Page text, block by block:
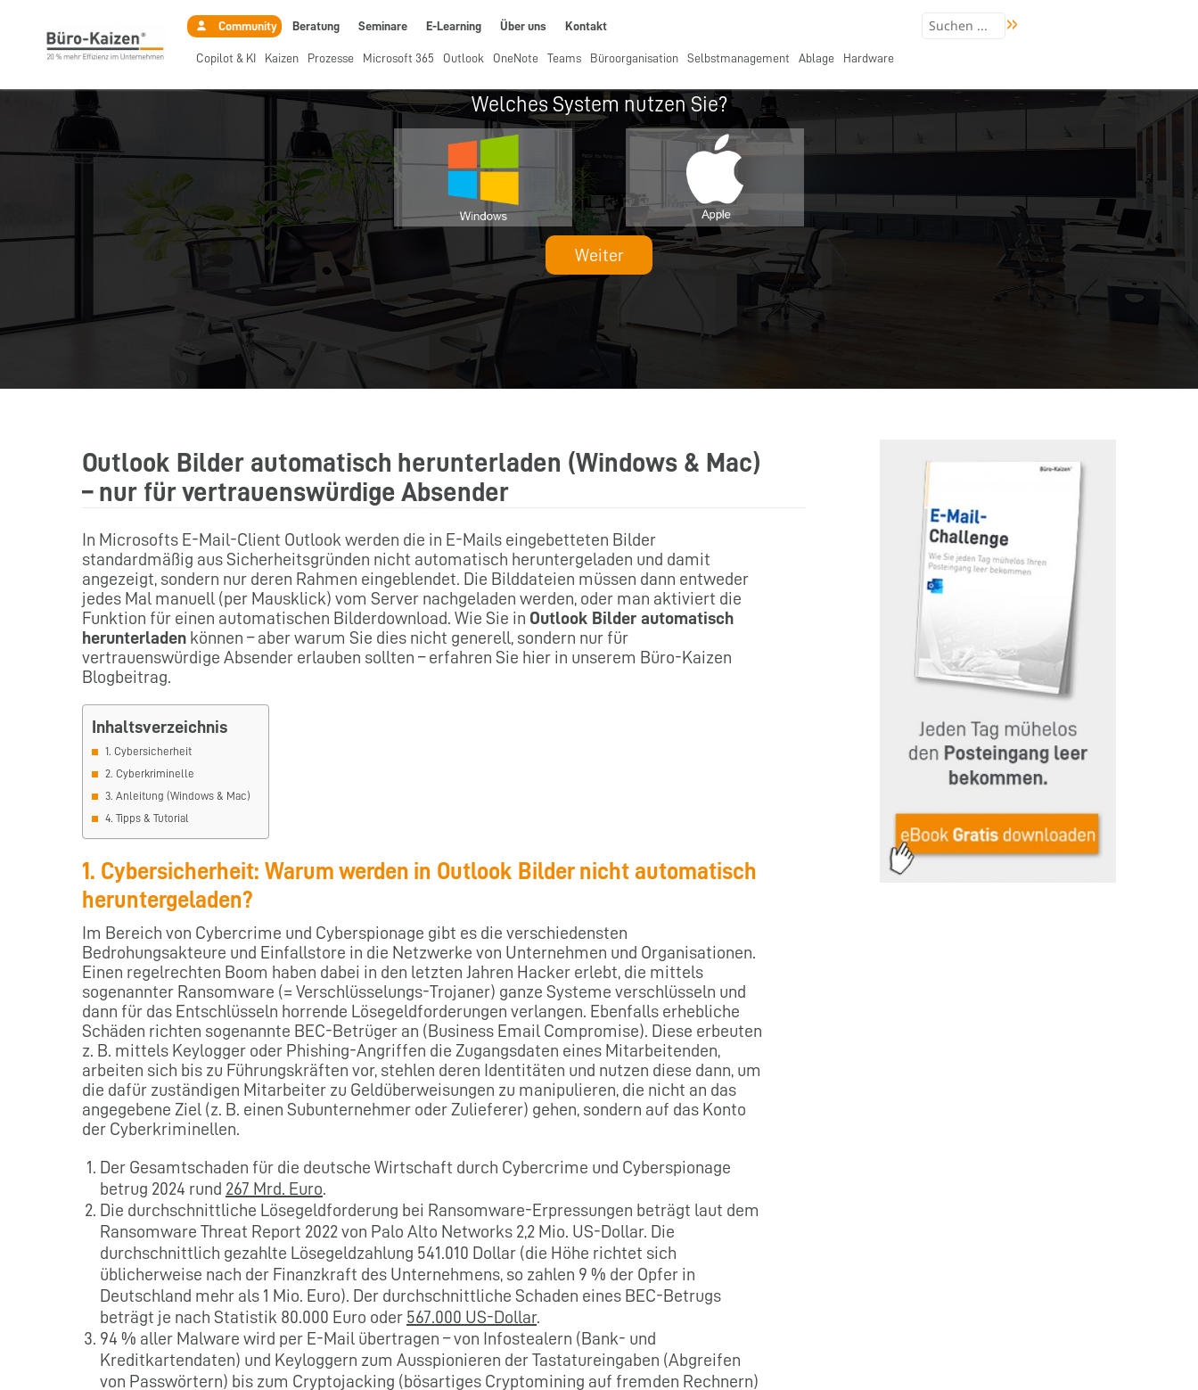
Community Beratung Seminare E-Learning Über uns Kontakt
Copilot & KI Kaizen Prozesse Microsoft 365 Outlook OneNote Teams Büroorganisation Selbstmanagement Ablage Hardware
Welches System nutzen Sie?
Weiter
Outlook Bilder automatisch herunterladen (Windows & Mac)
– nur für vertrauenswürdige Absender
In Microsofts E-Mail-Client Outlook werden die in E-Mails eingebetteten Bilder
standardmäßig aus Sicherheitsgründen nicht automatisch heruntergeladen und damit
angezeigt, sondern nur deren Rahmen eingeblendet. Die Bilddateien müssen dann entweder
jedes Mal manuell (per Mausklick) vom Server nachgeladen werden, oder man aktiviert die
Funktion für einen automatischen Bilderdownload. Wie Sie in Outlook Bilder automatisch
herunterladen können – aber warum Sie dies nicht generell, sondern nur für
vertrauenswürdige Absender erlauben sollten – erfahren Sie hier in unserem Büro-Kaizen
Blogbeitrag.
Inhaltsverzeichnis
1. Cybersicherheit
2. Cyberkriminelle
3. Anleitung (Windows & Mac)
4. Tipps & Tutorial
1. Cybersicherheit: Warum werden in Outlook Bilder nicht automatisch
heruntergeladen?
Im Bereich von Cybercrime und Cyberspionage gibt es die verschiedensten
Bedrohungsakteure und Einfallstore in die Netzwerke von Unternehmen und Organisationen.
Einen regelrechten Boom haben dabei in den letzten Jahren Hacker erlebt, die mittels
sogenannter Ransomware (= Verschlüsselungs-Trojaner) ganze Systeme verschlüsseln und
dann für das Entschlüsseln horrende Lösegeldforderungen verlangen. Ebenfalls erhebliche
Schäden richten sogenannte BEC-Betrüger an (Business Email Compromise). Diese erbeuten
z. B. mittels Keylogger oder Phishing-Angriffen die Zugangsdaten eines Mitarbeitenden,
arbeiten sich bis zu Führungskräften vor, stehlen deren Identitäten und nutzen diese dann, um
die dafür zuständigen Mitarbeiter zu Geldüberweisungen zu manipulieren, die nicht an das
angegebene Ziel (z. B. einen Subunternehmer oder Zulieferer) gehen, sondern auf das Konto
der Cyberkriminellen.
Der Gesamtschaden für die deutsche Wirtschaft durch Cybercrime und Cyberspionage
betrug 2024 rund 267 Mrd. Euro
Die durchschnittliche Lösegeldforderung bei Ransomware-Erpressungen beträgt laut dem
Ransomware Threat Report 2022 von Palo Alto Networks 2,2 Mio. US-Dollar. Die
durchschnittlich gezahlte Lösegeldzahlung 541.010 Dollar (die Höhe richtet sich
üblicherweise nach der Finanzkraft des Unternehmens, so zahlen 9 % der Opfer in
Deutschland mehr als 1 Mio. Euro). Der durchschnittliche Schaden eines BEC-Betrugs
beträgt je nach Statistik 80.000 Euro oder 567.000 US-Dollar.
94 % aller Malware wird per E-Mail übertragen – von Infostealern (Bank- und
Kreditkartendaten) und Keyloggern zum Ausspionieren der Tastatureingaben (Abgreifen
von Passwörtern) bis zum Cryptojacking (bösartiges Cryptomining auf fremden Rechnern)